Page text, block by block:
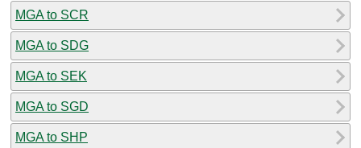
MGA to SCR
MGA to SDG
MGA to SEK
MGA to SGD
MGA to SHP